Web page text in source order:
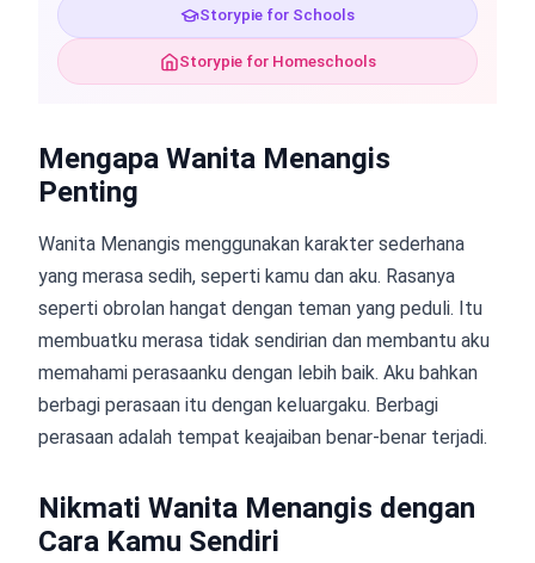
Storypie for Schools
Storypie for Homeschools
Mengapa Wanita Menangis
Penting
Wanita Menangis menggunakan karakter sederhana
yang merasa sedih, seperti kamu dan aku. Rasanya
seperti obrolan hangat dengan teman yang peduli. Itu
membuatku merasa tidak sendirian dan membantu aku
memahami perasaanku dengan lebih baik. Aku bahkan
berbagi perasaan itu dengan keluargaku. Berbagi
perasaan adalah tempat keajaiban benar-benar terjadi.
Nikmati Wanita Menangis dengan
Cara Kamu Sendiri